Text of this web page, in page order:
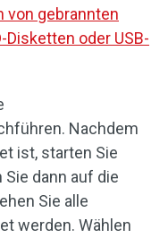
von gebrannten
Disketten oder USB-
Nachdem
ist, starten Sie
Sie dann auf die
Sie alle
werden. Wählen